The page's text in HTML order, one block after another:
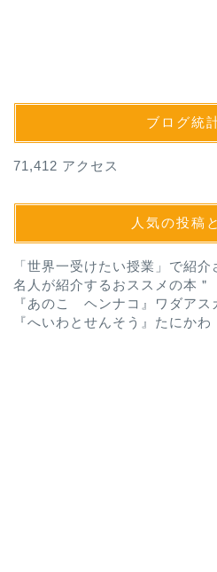
ブログ統
71,412 アクセス
人気の投稿
「世界一受けたい授業」で紹
名人が紹介するおススメの本＂
『あのこ ヘンナコ』ワダアス
『へいわとせんそう』たにかわ